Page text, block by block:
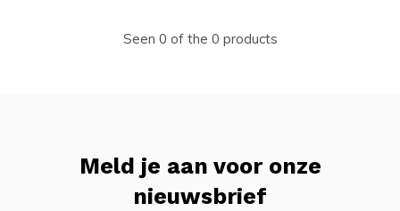
Seen 0 of the 0 products
Meld je aan voor onze
nieuwsbrief